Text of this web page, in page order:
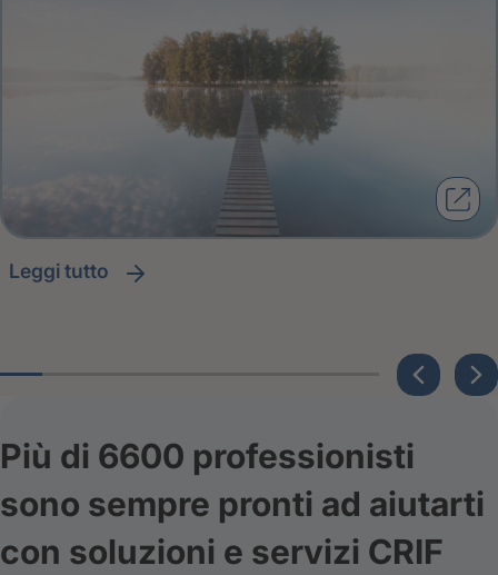
leggi tutto
Più di 6600 professionisti
sono sempre pronti ad aiutarti
con soluzioni e servizi CRIF